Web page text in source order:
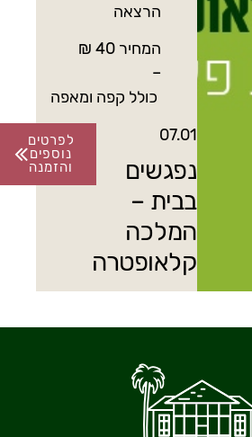
הרצאה
המחיר 40 ₪
–
כולל קפה ומאפה
07.01
נפגשים
בבית –
המלכה
קלאופטרה
לפרטים
נוספים
והזמנה